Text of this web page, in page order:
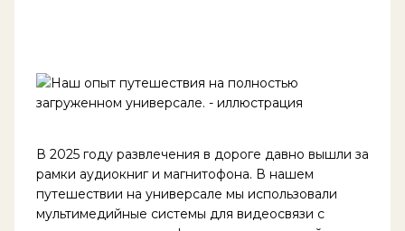
В 2025 году развлечения в дороге давно вышли за
рамки аудиокниг и магнитофона. В нашем
путешествии на универсале мы использовали
мультимедийные системы для видеосвязи с